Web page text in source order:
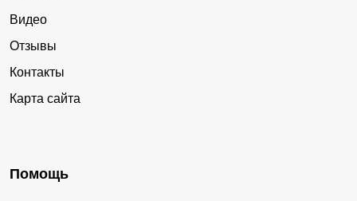
Видео
Отзывы
Контакты
Карта сайта
Помощь